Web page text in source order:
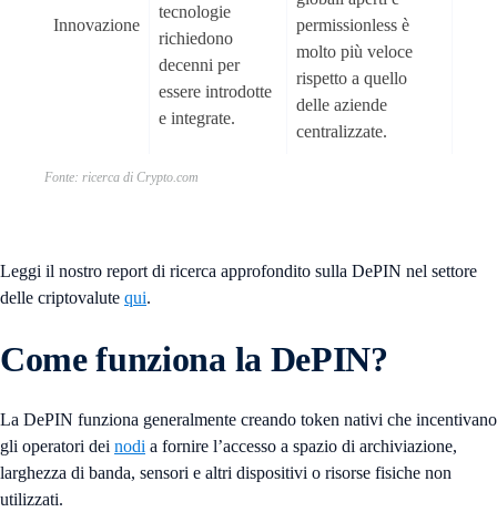
Innovazione
tecnologie
richiedono
decenni per
essere introdotte
e integrate.
permissionless è
molto più veloce
rispetto a quello
delle aziende
centralizzate.
Fonte: ricerca di Crypto.com
Leggi il nostro report di ricerca approfondito sulla DePIN nel settore
delle criptovalute qui.
Come funziona la DePIN?
La DePIN funziona generalmente creando token nativi che incentivano
gli operatori dei nodi a fornire l’accesso a spazio di archiviazione,
larghezza di banda, sensori e altri dispositivi o risorse fisiche non
utilizzati.